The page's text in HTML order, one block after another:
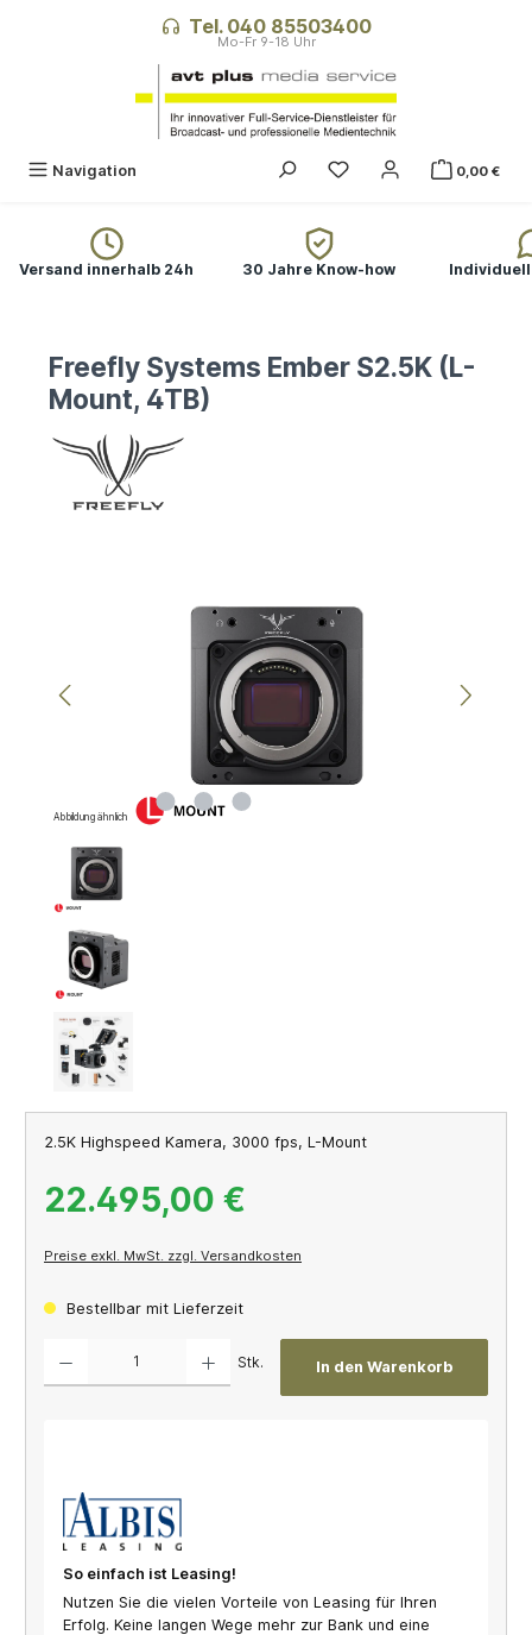
Tel. 040 85503400
Navigation 0,00 €
Versand innerhalb 24h 30 Jahre Know-how
Freefly Systems Ember S2.5K (L-
Mount, 4TB)
Abbildung ähnlich
2.5K Highspeed Kamera, 3000 fps, L-Mount
22.495,00 €
Preise exkl. MwSt. zzgl. Versandkosten
Bestellbar mit Lieferzeit
Stk. In den Warenkorb
So einfach ist Leasing!
Nutzen Sie die vielen Vorteile von Leasing für Ihren
Erfolg. Keine langen Wege mehr zur Bank und eine